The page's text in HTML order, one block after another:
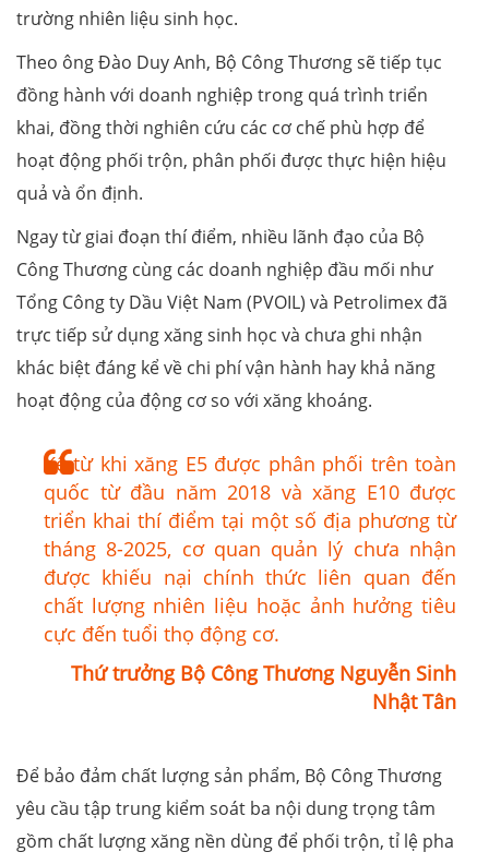
trường nhiên liệu sinh học.
Theo ông Đào Duy Anh, Bộ Công Thương sẽ tiếp tục
đồng hành với doanh nghiệp trong quá trình triển
khai, đồng thời nghiên cứu các cơ chế phù hợp để
hoạt động phối trộn, phân phối được thực hiện hiệu
quả và ổn định.
Ngay từ giai đoạn thí điểm, nhiều lãnh đạo của Bộ
Công Thương cùng các doanh nghiệp đầu mối như
Tổng Công ty Dầu Việt Nam (PVOIL) và Petrolimex đã
trực tiếp sử dụng xăng sinh học và chưa ghi nhận
khác biệt đáng kể về chi phí vận hành hay khả năng
hoạt động của động cơ so với xăng khoáng.
Kể từ khi xăng E5 được phân phối trên toàn
quốc từ đầu năm 2018 và xăng E10 được
triển khai thí điểm tại một số địa phương từ
tháng 8-2025, cơ quan quản lý chưa nhận
được khiếu nại chính thức liên quan đến
chất lượng nhiên liệu hoặc ảnh hưởng tiêu
cực đến tuổi thọ động cơ.
Thứ trưởng Bộ Công Thương Nguyễn Sinh
Nhật Tân
Để bảo đảm chất lượng sản phẩm, Bộ Công Thương
yêu cầu tập trung kiểm soát ba nội dung trọng tâm
gồm chất lượng xăng nền dùng để phối trộn, tỉ lệ pha